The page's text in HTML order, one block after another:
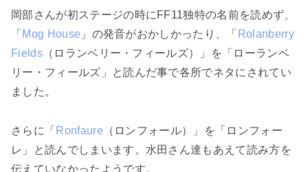
岡部さんが初ステージの時にFF11独特の名前を読めず、
「 Mog House 」の発音がおかしかったり、「 Rolanberry
Fields（ロランベリー・フィールズ）」を「ローランベ
リー・フィールズ」と読んだ事で各所でネタにされてい
ました。
さらに「 Ronfaure （ロンフォール）」を「ロンフォー
レ」と読んでしまいます。水田さん達もあえて読み方を
伝えていなかったようです。